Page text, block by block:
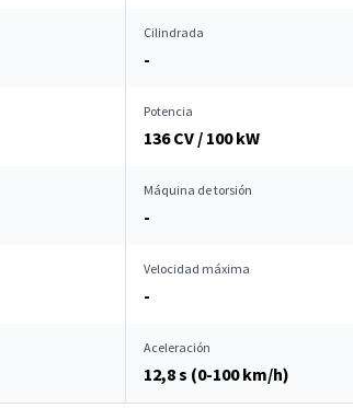
Cilindrada
-
Potencia
136 CV / 100 kW
Máquina de torsión
-
Velocidad máxima
-
Aceleración
12,8 s (0-100 km/h)